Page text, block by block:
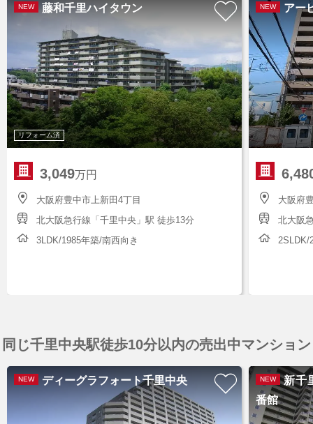
NEW 藤和千里ハイタウン
リフォーム済
3,049万円
大阪府豊中市上新田4丁目
北大阪急行線「千里中央」駅 徒歩13分
3LDK/1985年築/南西向き
NEW アー
大阪府
北大阪
2SLDK/
同じ千里中央駅徒歩10分以内の売出中マンション
NEW ディーグラフォート千里中央 NEW
新千
番館